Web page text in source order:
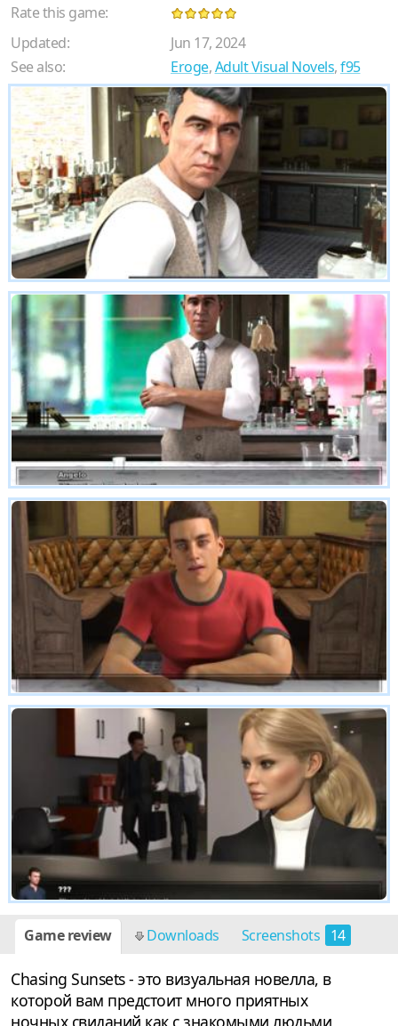
Rate this game:
Updated:
Jun 17, 2024
See also:
Eroge,Adult Visual Novels,f95
Game review Downloads Screenshots 14
Chasing Sunsets - это визуальная новелла, в
которой вам предстоит много приятных
ночных свиданий как с знакомыми людьми,